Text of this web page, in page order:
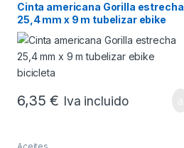
Cinta americana Gorilla estrecha
25,4 mm x 9 m tubelizar ebike
bicicleta
6,35€ Iva incluido